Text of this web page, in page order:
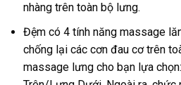
nhàng trên toàn bộ lưng.
Đệm có 4 tính năng massage
chống lại các cơn đau cơ trên
massage lưng cho bạn lựa